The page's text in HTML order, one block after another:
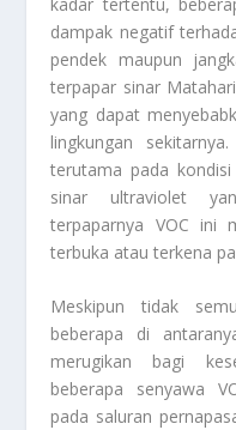
dampak negatif
pendek maupun
terpapar sinar
yang dapat
lingkungan
terutama pada
sinar ultraviolet
terpaparnya VOC ini
terbuka atau terkena
Meskipun tidak
beberapa di
merugikan bagi
beberapa senyawa
pada saluran